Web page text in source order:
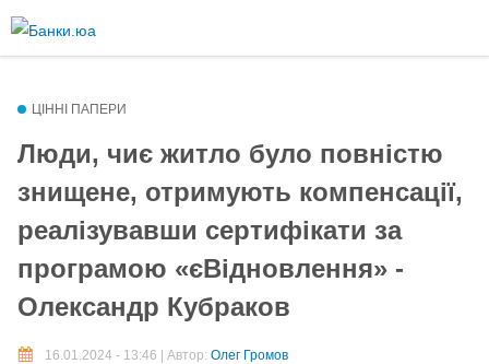
основного
ЦІННІ ПАПЕРИ
Люди, чиє житло було повністю
знищене, отримують компенсації,
реалізувавши сертифікати за
програмою «єВідновлення» -
Олександр Кубраков
16.01.2024 - 13:46 | Автор: Олег Громов
Comment HTML
Дозволені теґи HTML: <p> <br> <ul> <li> <ol> <em> <strong> <b>
<img>
Рядки і абзаци переносяться автоматично.